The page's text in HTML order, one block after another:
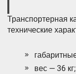
Транспортерная
технические
вес — 36 кг;